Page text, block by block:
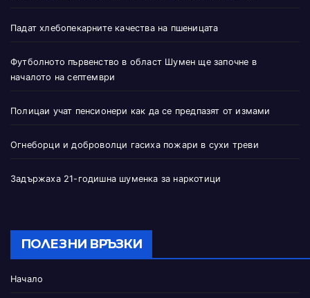
Падат хлебопекарните качества на пшеницата
Футболното първенство в област Шумен ще започне в
началото на септември
Полицаи учат пенсионери как да се предпазят от измами
Огнеборци и доброволци гасиха пожари в сухи треви
Задържаха 21-годишна шуменка за наркотици
ПОЛЕЗНИ ВРЪЗКИ
Начало